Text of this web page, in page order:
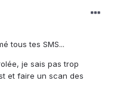
tous tes SMS...
je sais pas trop
et faire un scan des